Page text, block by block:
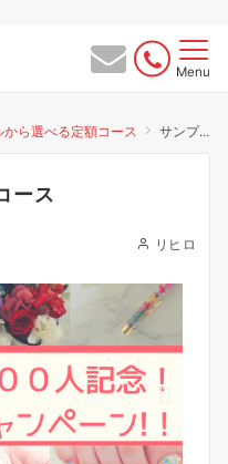
Menu
から選べる定額コース サンプルから選べる定額コース
ース
リヒロ